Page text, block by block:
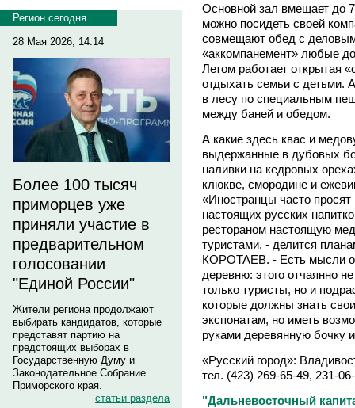
Регион сегодня
28 Мая 2026, 14:14
Более 100 тысяч
приморцев уже
приняли участие в
предварительном
голосовании
"Единой России"
Жители региона продолжают
выбирать кандидатов, которые
представят партию на
предстоящих выборах в
Государственную Думу и
Законодательное Собрание
Приморского края.
статьи раздела
Основной зал вмещает до
можно посидеть своей
совмещают обед с
«аккомпанемент» любые
Летом работает открытая
отдыхать семьи с детьми.
в лесу по специальным
между баней и обедом.
А какие здесь квас и
выдержанные в дубовых
наливки на кедровых
клюкве, смородине и
«Иностранцы часто просят
настоящих русских
рестораном настоящую
туристами, - делится
КОРОТАЕВ. - Есть мысли
деревню: этого отчаянно
только туристы, но и
которые должны знать
экспонатам, но иметь
руками деревянную бочку
«Русский город»:
тел. (423) 269-65-49, 231-
"Дальневосточный